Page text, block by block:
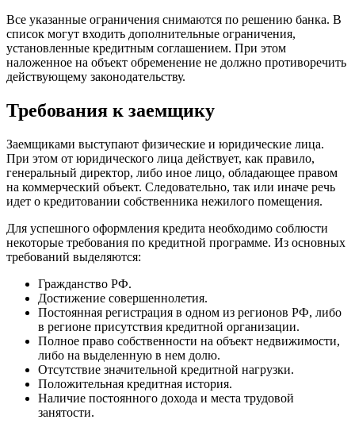
Все указанные ограничения снимаются по решению банка. В
список могут входить дополнительные ограничения,
установленные кредитным соглашением. При этом
наложенное на объект обременение не должно противоречить
действующему законодательству.
Требования к заемщику
Заемщиками выступают физические и юридические лица.
При этом от юридического лица действует, как правило,
генеральный директор, либо иное лицо, обладающее правом
на коммерческий объект. Следовательно, так или иначе речь
идет о кредитовании собственника нежилого помещения.
Для успешного оформления кредита необходимо соблюсти
некоторые требования по кредитной программе. Из основных
требований выделяются:
Гражданство РФ.
Достижение совершеннолетия.
Постоянная регистрация в одном из регионов РФ, либо
в регионе присутствия кредитной организации.
Полное право собственности на объект недвижимости,
либо на выделенную в нем долю.
Отсутствие значительной кредитной нагрузки.
Положительная кредитная история.
Наличие постоянного дохода и места трудовой
занятости.